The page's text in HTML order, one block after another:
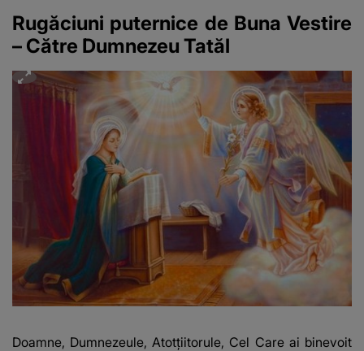
Rugăciuni puternice de Buna Vestire
– Către Dumnezeu Tatăl
Doamne, Dumnezeule, Atotțiitorule, Cel Care ai binevoit